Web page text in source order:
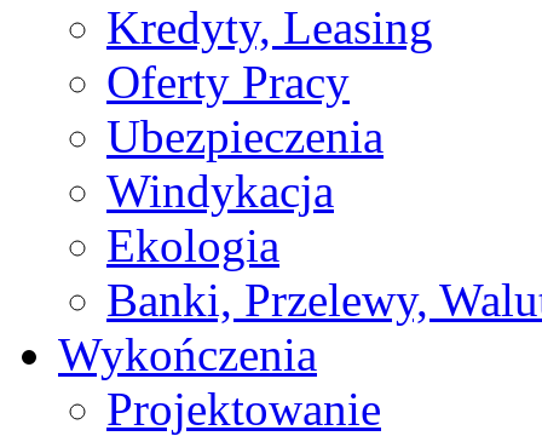
Kredyty, Leasing
Oferty Pracy
Ubezpieczenia
Windykacja
Ekologia
Banki, Przelewy,
Wykończenia
Projektowanie